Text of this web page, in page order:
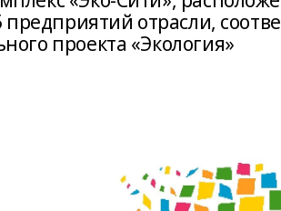
предприятий отрасли,
проекта «Экология»